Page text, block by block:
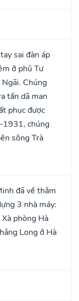
sai đàn áp
ở phủ Tư
Chúng
tấn dã man
phục được
chúng
sông Trà
đã về thǎm
3 nhà máy:
phòng Hà
Long ở Hà